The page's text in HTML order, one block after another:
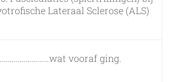
Lateraal Sclerose (ALS)
vooraf ging.